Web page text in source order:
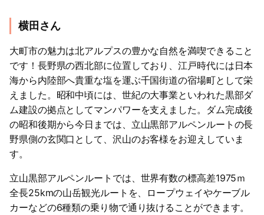
横田さん
大町市の魅力は北アルプスの豊かな自然を満喫できること
です！長野県の西北部に位置しており、江戸時代には日本
海から内陸部へ貴重な塩を運ぶ千国街道の宿場町として栄
えました。昭和中頃には、世紀の大事業といわれた黒部ダ
ム建設の拠点としてマンパワーを支えました。ダム完成後
の昭和後期から今日までは、立山黒部アルペンルートの長
野県側の玄関口として、沢山のお客様をお迎えしていま
す。
立山黒部アルペンルートでは、世界有数の標高差1975ｍ
全長25kmの山岳観光ルートを、ロープウェイやケーブル
カーなどの6種類の乗り物で通り抜けることができます。